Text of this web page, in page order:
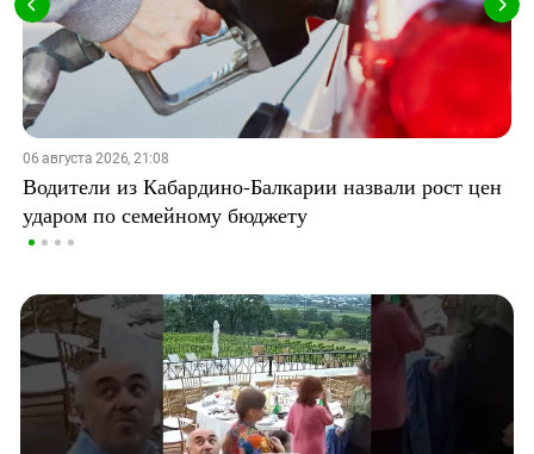
06 августа 2026, 21:08
Водители из Кабардино-Балкарии назвали рост цен
ударом по семейному бюджету